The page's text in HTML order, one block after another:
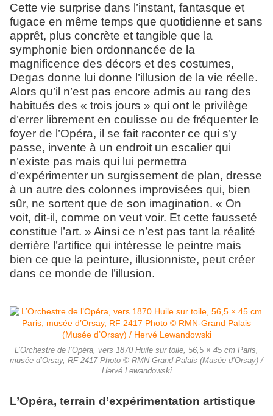
Cette vie surprise dans l’instant, fantasque et
fugace en même temps que quotidienne et sans
apprêt, plus concrète et tangible que la
symphonie bien ordonnancée de la
magnificence des décors et des costumes,
Degas donne lui donne l’illusion de la vie réelle.
Alors qu’il n’est pas encore admis au rang des
habitués des « trois jours » qui ont le privilège
d’errer librement en coulisse ou de fréquenter le
foyer de l’Opéra, il se fait raconter ce qui s’y
passe, invente à un endroit un escalier qui
n’existe pas mais qui lui permettra
d’expérimenter un surgissement de plan, dresse
à un autre des colonnes improvisées qui, bien
sûr, ne sortent que de son imagination. « On
voit, dit-il, comme on veut voir. Et cette fausseté
constitue l’art. » Ainsi ce n’est pas tant la réalité
derrière l’artifice qui intéresse le peintre mais
bien ce que la peinture, illusionniste, peut créer
dans ce monde de l’illusion.
L’Orchestre de l’Opéra, vers 1870 Huile sur toile, 56,5 × 45 cm Paris,
musée d’Orsay, RF 2417 Photo © RMN-Grand Palais (Musée d’Orsay) /
Hervé Lewandowski
L’Opéra, terrain d’expérimentation artistique